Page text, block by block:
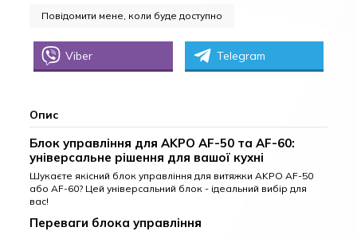
Viber Telegram
Опис
Блок управління для AKPO AF-50 та AF-60:
універсальне рішення для вашої кухні
Шукаєте якісний блок управління для витяжки AKPO AF-50
або AF-60? Цей універсальний блок - ідеальний вибір для
вас!
Переваги блока управління